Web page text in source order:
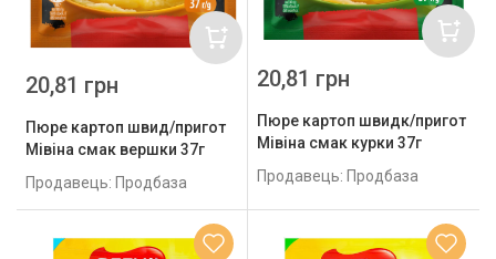
Пюре картоп швид/пригот
Мівіна смак вершки 37г
Продавець: Продбаза
20,81 грн
Пюре картоп швидк/пригот
Мівіна смак курки 37г
Продавець: Продбаза
20,81 грн